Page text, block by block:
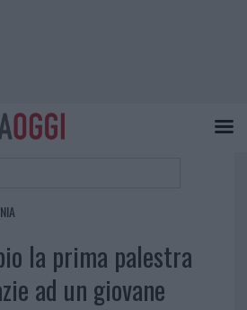
la prima palestra
ad un giovane